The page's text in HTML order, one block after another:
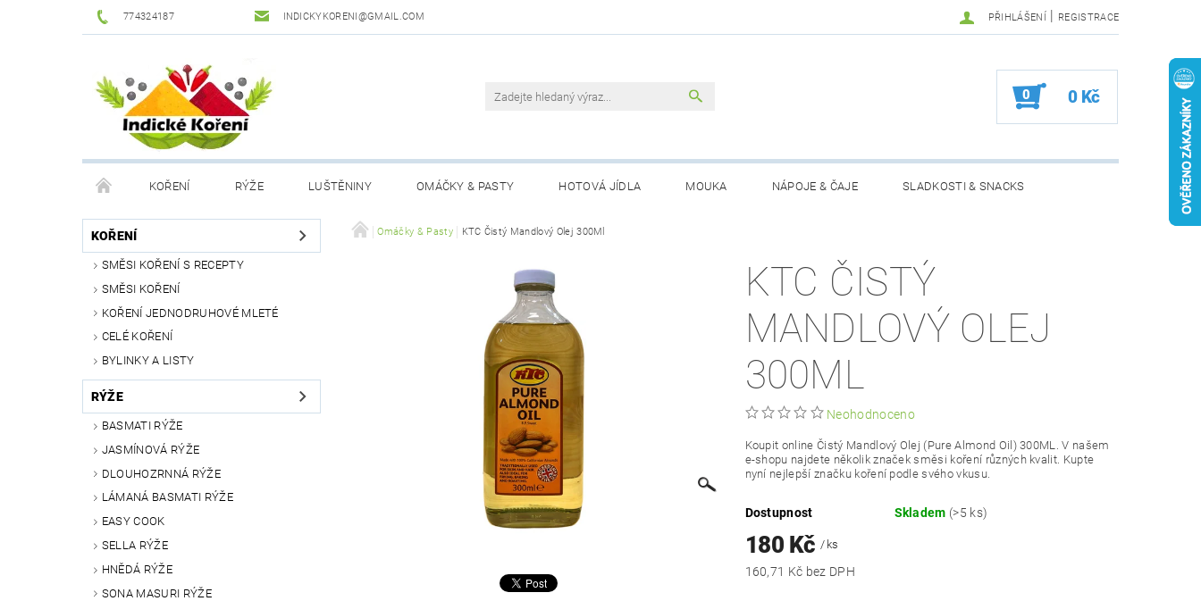
774324187 INDICKYKORENI@GMAIL.COM PŘIHLÁŠENÍ | REGISTRACE
0 0 Kč
KOŘENÍ RÝŽE LUŠTĚNINY OMÁČKY & PASTY HOTOVÁ JÍDLA MOUKA NÁPOJE & ČAJE SLADKOSTI & SNACKS
DROGERIE PODMÍNKY OCHRANY OSOBNÍCH ÚDAJŮ OBCHODNÍ PODMÍNKY
KOŘENÍ
SMĚSI KOŘENÍ S RECEPTY
SMĚSI KOŘENÍ
KOŘENÍ JEDNODRUHOVÉ MLETÉ
CELÉ KOŘENÍ
BYLINKY A LISTY
RÝŽE
BASMATI RÝŽE
JASMÍNOVÁ RÝŽE
DLOUHOZRNNÁ RÝŽE
LÁMANÁ BASMATI RÝŽE
EASY COOK
SELLA RÝŽE
HNĚDÁ RÝŽE
SONA MASURI RÝŽE
Omáčky & Pasty KTC Čistý Mandlový Olej 300Ml
KTC ČISTÝ
MANDLOVÝ OLEJ
300ML
Neohodnoceno
Koupit online Čistý Mandlový Olej (Pure Almond Oil) 300ML. V našem
e-shopu najdete několik značek směsi koření různých kvalit. Kupte
nyní nejlepší značku koření podle svého vkusu.
Dostupnost Skladem (>5 ks)
180 Kč/ ks
160,71 Kč bez DPH